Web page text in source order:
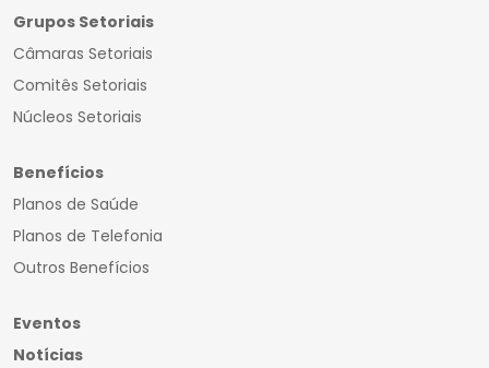
Grupos Setoriais
Câmaras Setoriais
Comitês Setoriais
Núcleos Setoriais
Benefícios
Planos de Saúde
Planos de Telefonia
Outros Benefícios
Eventos
Notícias